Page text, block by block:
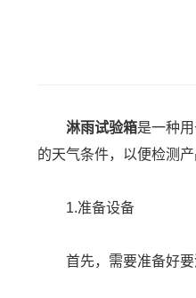
淋雨试验箱是一种
的天气条件，以便检测
1.准备设备
首先，需要准备好要